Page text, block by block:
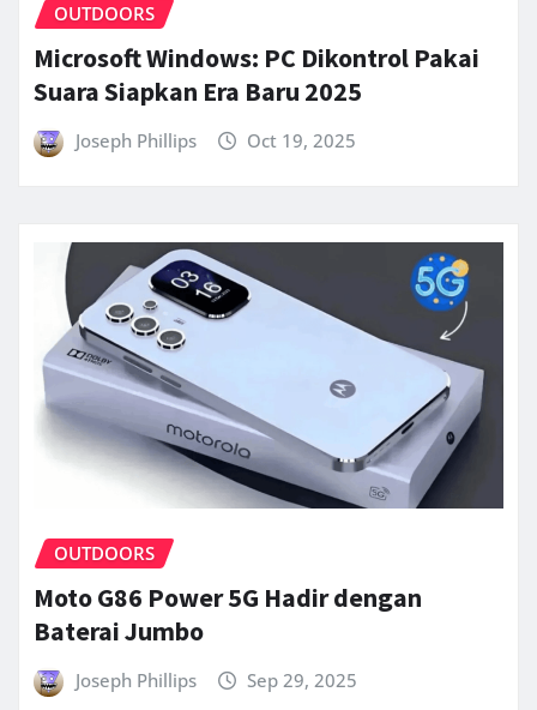
OUTDOORS
Microsoft Windows: PC Dikontrol Pakai
Suara Siapkan Era Baru 2025
Joseph Phillips Oct 19, 2025
OUTDOORS
Moto G86 Power 5G Hadir dengan
Baterai Jumbo
Joseph Phillips Sep 29, 2025